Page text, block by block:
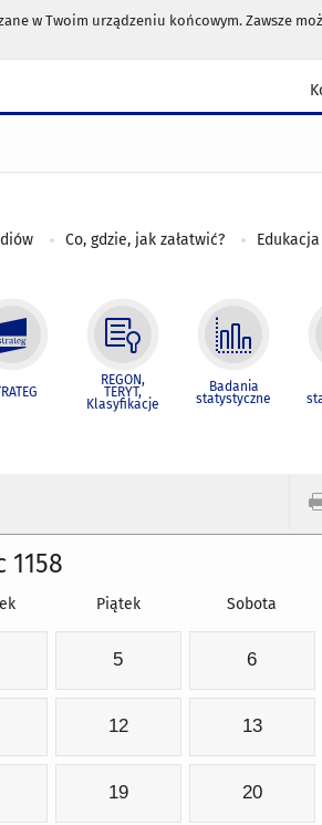
w Twoim urządzeniu końcowym. Zawsze
Co, gdzie, jak załatwić?
REGON,
TERYT,
Klasyfikacje
Badania
statystyczne
1158
Piątek Sobota
5 6
12 13
19 20